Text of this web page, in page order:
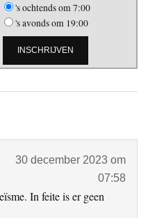
's ochtends om 7:00
's avonds om 19:00
30 december 2023 om
07:58
In feite is er geen